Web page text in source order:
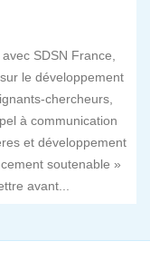
SDSN France,
le développement
chercheurs,
à communication
et développement
soutenable »
avant...